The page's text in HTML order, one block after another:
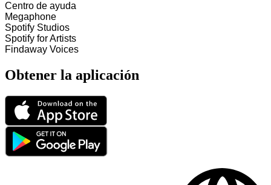
Centro de ayuda
Megaphone
Spotify Studios
Spotify for Artists
Findaway Voices
Obtener la aplicación